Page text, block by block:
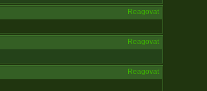
Reagovat
Reagovat
Reagovat